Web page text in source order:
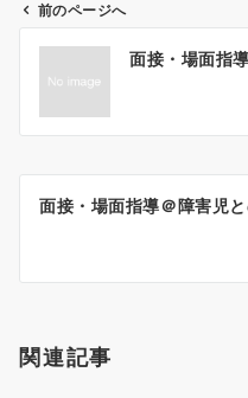
ン
前のページへ
面接・場面指
面接・場面指導＠障害児
関連記事